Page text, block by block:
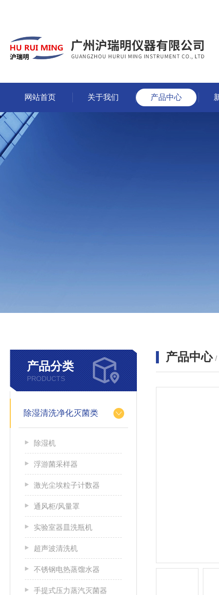
网站首页 关于我们 产品中心
产品分类
PRODUCTS
除湿清洗净化灭菌类
除湿机
浮游菌采样器
激光尘埃粒子计数器
通风柜/风量罩
实验室器皿洗瓶机
超声波清洗机
不锈钢电热蒸馏水器
手提式压力蒸汽灭菌器
产品中心 /